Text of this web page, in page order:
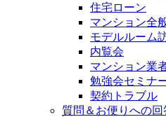
住宅ローン
マンション全
モデルルーム
内覧会
マンション業
勉強会セミナ
契約トラブル
質問＆お便りへの回